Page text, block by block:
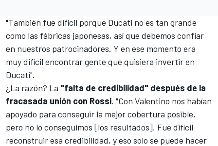
"También fue difícil porque Ducati no es tan grande
como las fábricas japonesas, así que debemos confiar
en nuestros patrocinadores. Y en ese momento era
muy difícil encontrar gente que quisiera invertir en
Ducati".
¿La razón? La "falta de credibilidad" después de la
fracasada unión con Rossi. "Con Valentino nos habían
apoyado para conseguir la mejor cobertura posible,
pero no lo conseguimos [los resultados]. Fue difícil
reconstruir esa credibilidad, y eso solo se puede hacer